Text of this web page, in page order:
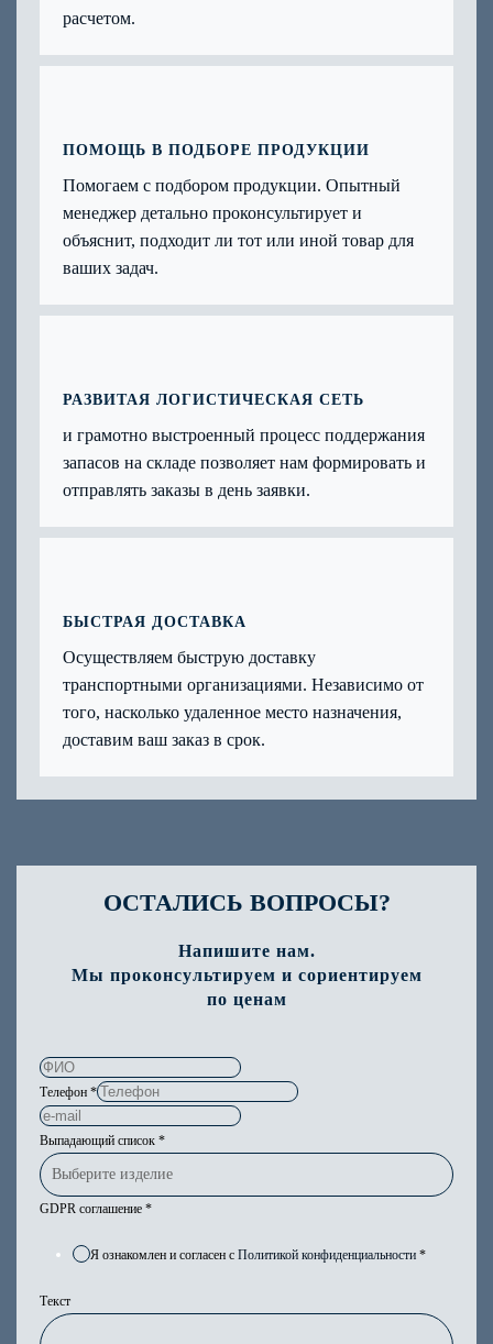
расчетом.
ПОМОЩЬ В ПОДБОРЕ ПРОДУКЦИИ
Помогаем с подбором продукции. Опытный
менеджер детально проконсультирует и
объяснит, подходит ли тот или иной товар для
ваших задач.
РАЗВИТАЯ ЛОГИСТИЧЕСКАЯ СЕТЬ
и грамотно выстроенный процесс поддержания
запасов на складе позволяет нам формировать и
отправлять заказы в день заявки.
БЫСТРАЯ ДОСТАВКА
Осуществляем быструю доставку
транспортными организациями. Независимо от
того, насколько удаленное место назначения,
доставим ваш заказ в срок.
ОСТАЛИСЬ ВОПРОСЫ?
Напишите нам.
Мы проконсультируем и сориентируем
по ценам
Телефон *
Выпадающий список *
GDPR соглашение *
Я ознакомлен и согласен с Политикой конфиденциальности *
Текст